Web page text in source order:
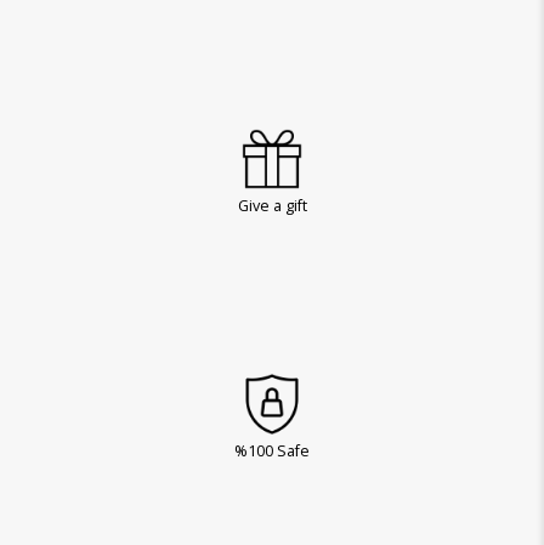
Give a gift
%100 Safe